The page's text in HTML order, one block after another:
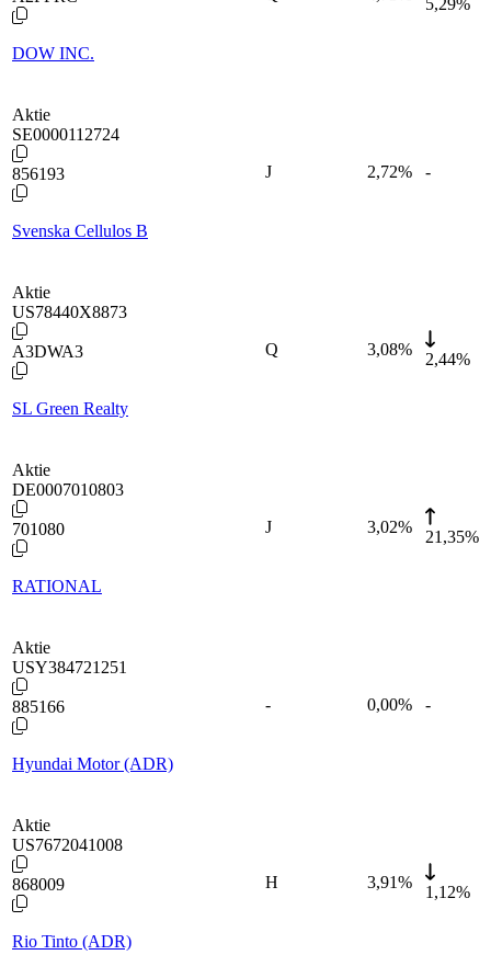
DOW INC.
Aktie
SE0000112724
856193
Svenska Cellulos B
J 2,72% -
Aktie
US78440X8873
A3DWA3
SL Green Realty
Q 3,08%
2,44%
Aktie
DE0007010803
701080
RATIONAL
J 3,02%
21,35%
Aktie
USY384721251
885166
Hyundai Motor (ADR)
- 0,00% -
Aktie
US7672041008
868009
Rio Tinto (ADR)
H 3,91%
1,12%